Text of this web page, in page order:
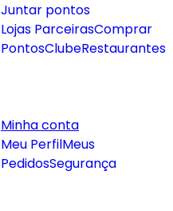
Juntar pontos
Lojas ParceirasComprar
PontosClubeRestaurantes
Minha conta
Meu PerfilMeus
PedidosSegurança